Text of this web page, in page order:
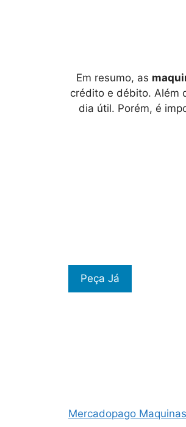
Em resumo, as
crédito e débito. Além
dia útil. Porém, é
Peça Já
Mercadopago Maquinas